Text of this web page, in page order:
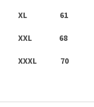
XL
XXL 68
XXXL 70